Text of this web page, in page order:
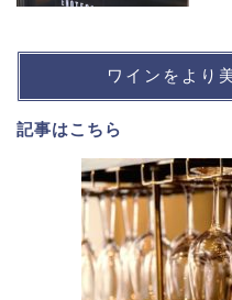
ワインをより
記事はこちら